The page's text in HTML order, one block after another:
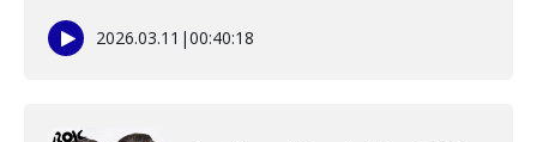
2026.03.11 |00:40:18